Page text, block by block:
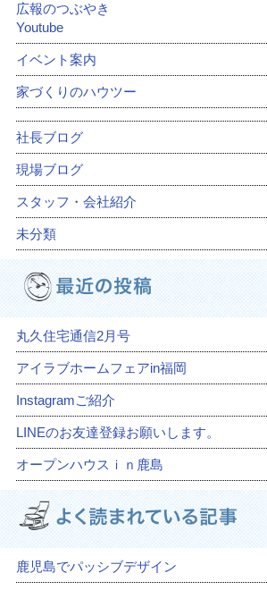
広報のつぶやき
Youtube
イベント案内
家づくりのハウツー
社長ブログ
現場ブログ
スタッフ・会社紹介
未分類
丸久住宅通信2月号
アイラブホームフェアin福岡
Instagramご紹介
LINEのお友達登録お願いします。
オープンハウスｉｎ鹿島
鹿児島でパッシブデザイン